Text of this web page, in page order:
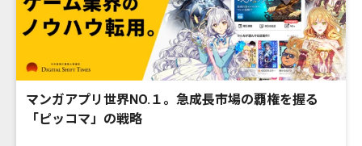
マンガアプリ世界NO.１。急成長市場の覇権を握る
「ピッコマ」の戦略